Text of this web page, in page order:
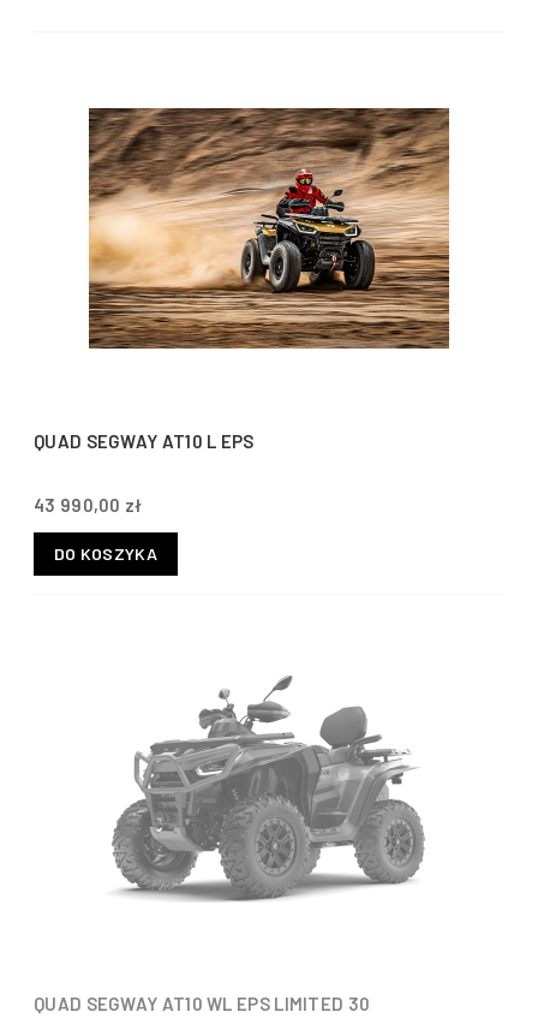
QUAD SEGWAY AT10 L EPS
43 990,00 zł
DO KOSZYKA
QUAD SEGWAY AT10 WL EPS LIMITED 30